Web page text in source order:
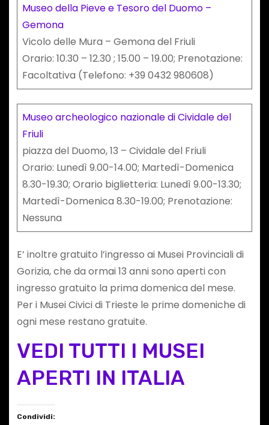
Museo della Pieve e Tesoro del Duomo –
Gemona
Vicolo delle Mura – Gemona del Friuli
Orario: 10.30 – 12.30 ; 15.00 – 19.00; Prenotazione:
Facoltativa (Telefono: +39 0432 980608)
Museo archeologico nazionale di Cividale del
Friuli
piazza del Duomo, 13 – Cividale del Friuli
Orario: Lunedì 9.00-14.00; Martedì-Domenica
8.30-19.30; Orario biglietteria: Lunedì 9.00-13.30;
Martedì-Domenica 8.30-19.00; Prenotazione:
Nessuna
E’ inoltre gratuito l’ingresso ai Musei Provinciali di
Gorizia, che da ormai 13 anni sono aperti con
ingresso gratuito la prima domenica del mese.
Per i Musei Civici di Trieste le prime domeniche di
ogni mese restano gratuite.
VEDI TUTTI I MUSEI
APERTI IN ITALIA
Condividi: